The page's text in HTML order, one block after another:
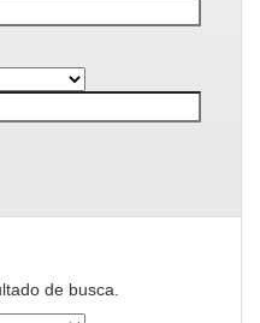
de busca.